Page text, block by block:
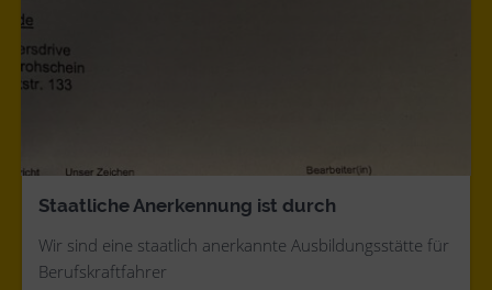
Staatliche Anerkennung ist durch
Wir sind eine staatlich anerkannte Ausbildungsstätte für
Berufskraftfahrer